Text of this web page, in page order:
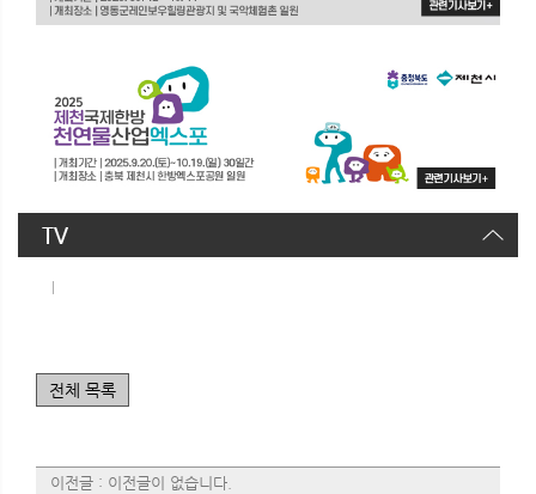
TV
전체 목록
이전글 : 이전글이 없습니다.